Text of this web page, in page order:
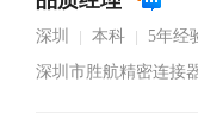
深圳 本科 5年经
深圳市胜航精密连接